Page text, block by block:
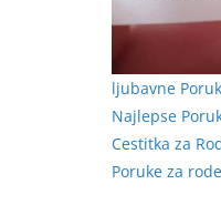
ljubavne
Najlepse
Cestitka za
Poruke za